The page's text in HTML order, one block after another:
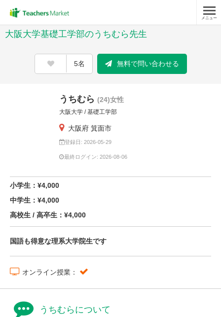
メニュー
大阪大学基礎工学部のうちむら先生
5名 無料で問い合わせる
うちむら (24)女性
大阪大学 / 基礎工学部
大阪府 箕面市
登録日: 2026-05-29
最終ログイン: 2026-08-06
小学生：¥4,000
中学生：¥4,000
高校生 / 高卒生：¥4,000
国語も得意な理系大学院生です
オンライン授業：
うちむらについて